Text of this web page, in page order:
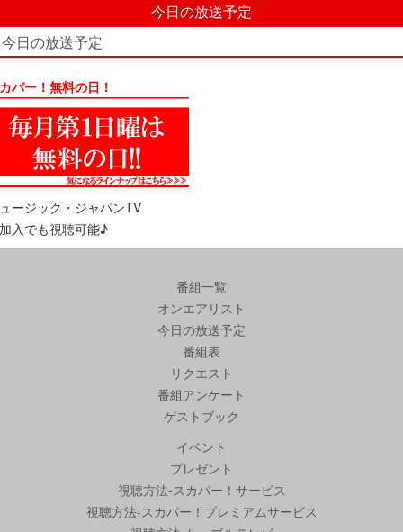
今日の放送予定
今日の放送予定
パー！無料の日！
ージック・ジャパンTV
入でも視聴可能♪
番組一覧
オンエアリスト
今日の放送予定
番組表
リクエスト
番組アンケート
ゲストブック
イベント
プレゼント
視聴方法-スカパー！サービス
視聴方法-スカパー！プレミアムサービス